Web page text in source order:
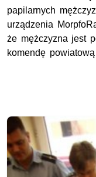
papilarnych
urządzenia
że mężczyzna jest
komendę